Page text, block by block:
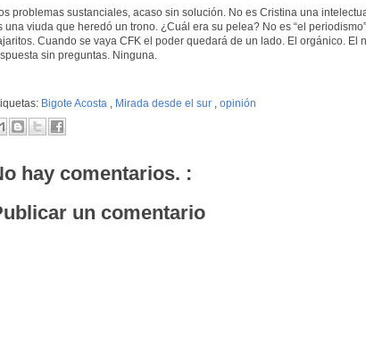
problemas sustanciales, acaso sin solución. No es Cristina una
una viuda que heredó un trono. ¿Cuál era su pelea? No es “el
Cuando se vaya CFK el poder quedará de un lado. El orgánico. El
sin preguntas. Ninguna.
Bigote Acosta , Mirada desde el sur , opinión
hay comentarios. :
un comentario